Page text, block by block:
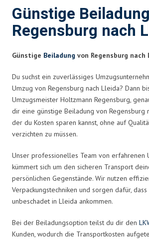
Günstige
Regensburg nach
Günstige Beiladung von Regensburg nach
Du suchst ein zuverlässiges
Umzug von Regensburg nach Lleida? Dann
Umzugsmeister Holtzmann Regensburg,
dir eine günstige Beiladung von Regensburg
der du Kosten sparen kannst, ohne auf
verzichten zu müssen.
Unser professionelles Team von erfahrenen
kümmert sich um den sicheren Transport
persönlichen Gegenstände. Wir nutzen
Verpackungstechniken und sorgen dafür,
unbeschadet in Lleida ankommen.
Bei der Beiladungsoption teilst du dir den
Kunden, wodurch die Transportkosten